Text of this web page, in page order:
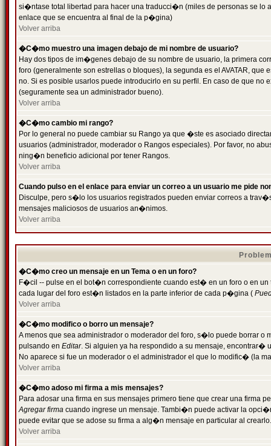
si�ntase total libertad para hacer una traducci�n (miles de personas se
enlace que se encuentra al final de la p�gina)
Volver arriba
�C�mo muestro una imagen debajo de mi nombre de usuario?
Hay dos tipos de im�genes debajo de su nombre de usuario, la primera
foro (generalmente son estrellas o bloques), la segunda es el AVATAR,
no. Si es posible usarlos puede introducirlo en su perfil. En caso de que
(seguramente sea un administrador bueno).
Volver arriba
�C�mo cambio mi rango?
Por lo general no puede cambiar su Rango ya que �ste es asociado
usuarios (administrador, moderador o Rangos especiales). Por favor, no
ning�n beneficio adicional por tener Rangos.
Volver arriba
Cuando pulso en el enlace para enviar un correo a un usuario me pide
Disculpe, pero s�lo los usuarios registrados pueden enviar correos a
mensajes maliciosos de usuarios an�nimos.
Volver arriba
�C�mo creo un mensaje en un Tema o en un foro?
F�cil -- pulse en el bot�n correspondiente cuando est� en un foro o en
cada lugar del foro est�n listados en la parte inferior de cada p�gina (
Volver arriba
�C�mo modifico o borro un mensaje?
A menos que sea administrador o moderador del foro, s�lo puede borrar o
pulsando en Editar. Si alguien ya ha respondido a su mensaje, encontrar�
No aparece si fue un moderador o el administrador el que lo modific� (la
Volver arriba
�C�mo adoso mi firma a mis mensajes?
Para adosar una firma en sus mensajes primero tiene que crear una firma
Agregar firma cuando ingrese un mensaje. Tambi�n puede activar la
puede evitar que se adose su firma a alg�n mensaje en particular al crearlo.
Volver arriba